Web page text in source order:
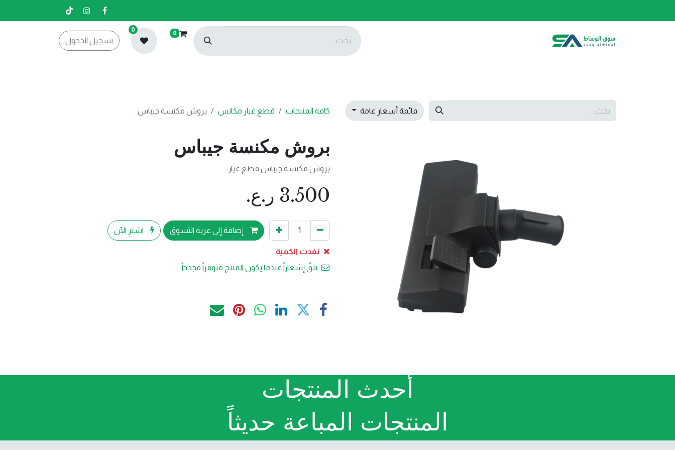
0
0
تسجيل الدخول
قائمة أسعار عامة كافة المنتجات قطع غيار مكانس بروش مكنسة جيباس
بروش مكنسة جيباس
بروش مكنسة جيباس قطع غيار
3.500 ر.ع.
إضافة إلى عربة التسوق اشترِ الآن
نفدت الكمية
تلقّ إشعاراً عندما يكون المنتج متوفراً مجدداً
أحدث المنتجات
المنتجات المباعة حديثاً